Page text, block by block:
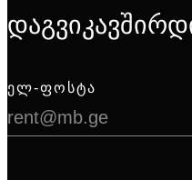
ᲔᲚ-ᲤᲝᲡᲢᲐ
rent@mb.ge